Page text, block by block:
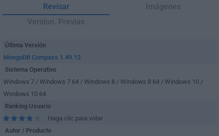
Revisar
Imágenes
Version. Previas
Última Versión
MongoDB Compass 1.49.12
Sistema Operativo
Windows 7 / Windows 7 64 / Windows 8 / Windows 8 64 / Windows 10 /
Windows 10 64
Ránking Usuario
Haga clic para votar
Autor / Producto